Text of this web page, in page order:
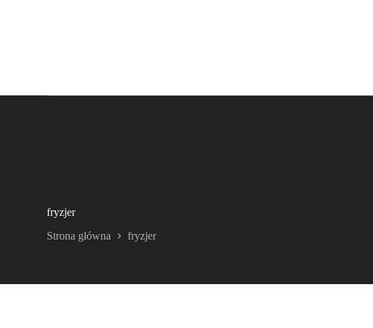
fryzjer
Strona główna fryzjer